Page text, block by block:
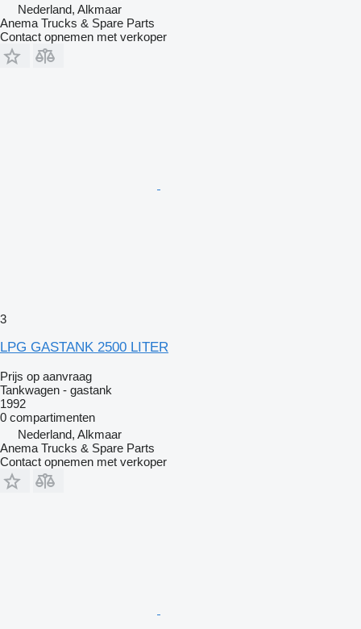
Nederland, Alkmaar
Anema Trucks & Spare Parts
Contact opnemen met verkoper
3
LPG GASTANK 2500 LITER
Prijs op aanvraag
Tankwagen - gastank
1992
0 compartimenten
Nederland, Alkmaar
Anema Trucks & Spare Parts
Contact opnemen met verkoper